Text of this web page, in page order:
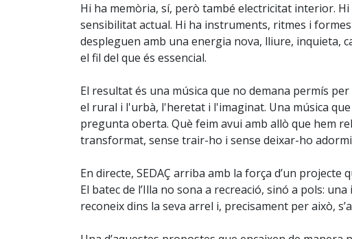
Hi ha memòria, sí, però també electricitat interior.
sensibilitat actual. Hi ha instruments, ritmes i
despleguen amb una energia nova, lliure, inquieta,
el fil del que és essencial.
El resultat és una música que no demana permís
el rural i l'urbà, l'heretat i l'imaginat. Una música
pregunta oberta. Què feim avui amb allò que hem
transformat, sense trair-ho i sense deixar-ho
En directe, SEDAÇ arriba amb la força d’un projecte
El batec de l’Illa no sona a recreació, sinó a pols:
reconeix dins la seva arrel i, precisament per això,